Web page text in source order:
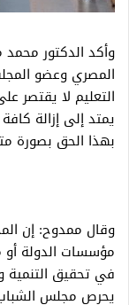
وأكد الدكتور
المصري وعضو
التعليم لا يقتصر
يمتد إلى إزالة
بهذا الحق بصورة
وقال ممدوح: إن
مؤسسات الدولة
في تحقيق التنمية
يحرص مجلس